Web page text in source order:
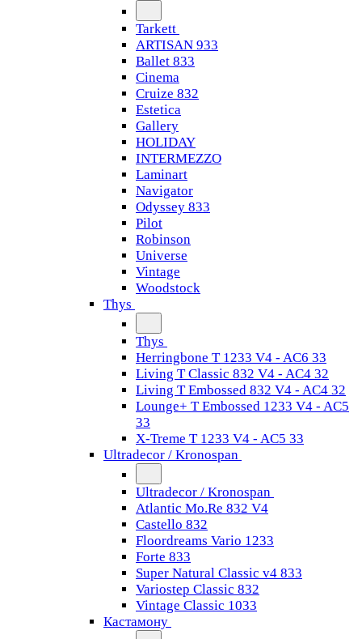
Tarkett
ARTISAN 933
Ballet 833
Cinema
Cruize 832
Estetica
Gallery
HOLIDAY
INTERMEZZO
Laminart
Navigator
Odyssey 833
Pilot
Robinson
Universe
Vintage
Woodstock
Thys
Thys
Herringbone T 1233 V4 - AC6 33
Living T Classic 832 V4 - AC4 32
Living T Embossed 832 V4 - AC4 32
Lounge+ T Embossed 1233 V4 - AC5
33
X-Treme T 1233 V4 - AC5 33
Ultradecor / Kronospan
Ultradecor / Kronospan
Atlantic Mo.Re 832 V4
Castello 832
Floordreams Vario 1233
Forte 833
Super Natural Classic v4 833
Variostep Classic 832
Vintage Classic 1033
Кастамону